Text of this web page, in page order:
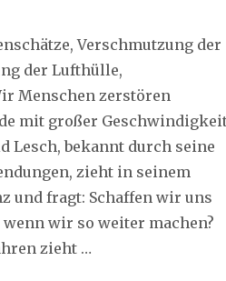
Verschmutzung der
der Lufthülle,
Menschen zerstören
mit großer
Lesch, bekannt durch seine
zieht in seinem
und fragt: Schaffen wir uns
wir so weiter machen?
zieht …